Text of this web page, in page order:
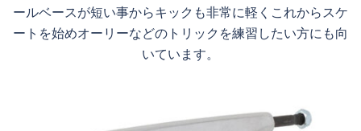
ールベースが短い事からキックも非常に軽くこれからスケ
ートを始めオーリーなどのトリックを練習したい方にも向
いています。